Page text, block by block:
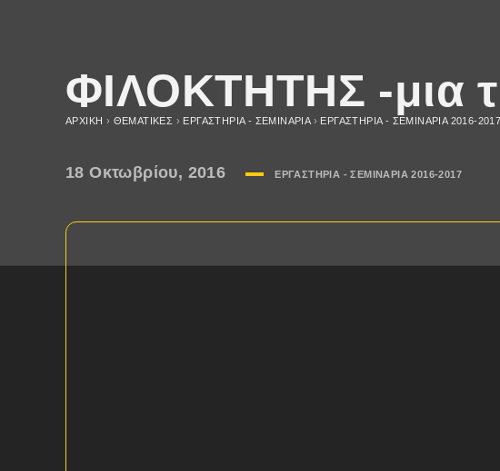
ΦΙΛΟΚΤΗΤΗΣ -μια
ΑΡΧΙΚΉ › ΘΕΜΑΤΙΚΈΣ › ΕΡΓΑΣΤΗΡΙΑ - ΣΕΜΙΝΑΡΙΑ› ΕΡΓΑΣΤΗΡΙΑ - ΣΕΜΙΝΑΡΙΑ 2016-2017
18 Οκτωβρίου, 2016 ΕΡΓΑΣΤΗΡΙΑ - ΣΕΜΙΝΑΡΙΑ 2016-2017